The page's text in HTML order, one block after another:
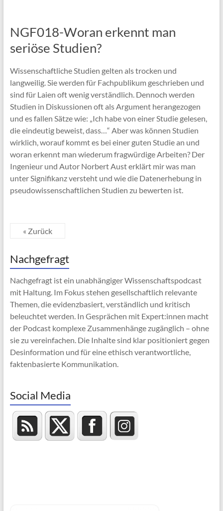
NGF018-Woran erkennt man
seriöse Studien?
Wissenschaftliche Studien gelten als trocken und
langweilig. Sie werden für Fachpublikum geschrieben und
sind für Laien oft wenig verständlich. Dennoch werden
Studien in Diskussionen oft als Argument herangezogen
und es fallen Sätze wie: „Ich habe von einer Studie gelesen,
die eindeutig beweist, dass…“ Aber was können Studien
wirklich, worauf kommt es bei einer guten Studie an und
woran erkennt man wiederum fragwürdige Arbeiten? Der
Ingenieur und Autor Norbert Aust erklärt mir was man
unter Signifikanz versteht und wie die Datenerhebung in
pseudowissenschaftlichen Studien zu bewerten ist.
« Zurück
Nachgefragt
Nachgefragt ist ein unabhängiger Wissenschaftspodcast
mit Haltung. Im Fokus stehen gesellschaftlich relevante
Themen, die evidenzbasiert, verständlich und kritisch
beleuchtet werden. In Gesprächen mit Expert:innen macht
der Podcast komplexe Zusammenhänge zugänglich – ohne
sie zu vereinfachen. Die Inhalte sind klar positioniert gegen
Desinformation und für eine ethisch verantwortliche,
faktenbasierte Kommunikation.
Social Media